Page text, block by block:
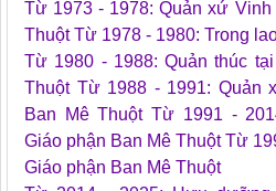
Từ 1973 - 1978: Quản xứ
Thuột Từ 1978 - 1980: Trong
Từ 1980 - 1988: Quản thúc
Thuột Từ 1988 - 1991: Quản
Ban Mê Thuột Từ 1991 -
Giáo phận Ban Mê Thuột Từ
Giáo phận Ban Mê Thuột